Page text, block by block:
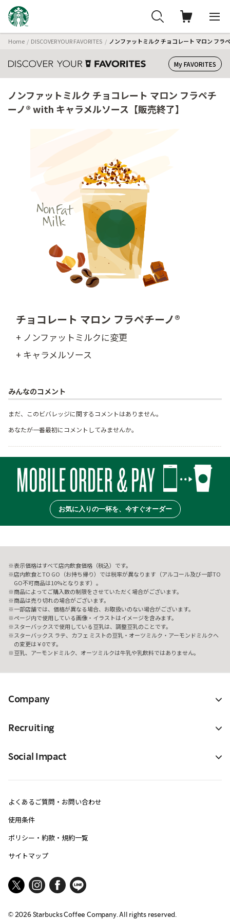
Home DISCOVER YOUR FAVORITES ノンファットミルク チョコレート マロン フ
My FAVORITES
ノンファットミルク チョコレート マロン フラペチ
ーノ® with キャラメルソース【販売終了】
チョコレート マロン フラペチーノ®
+ ノンファットミルクに変更
+ キャラメルソース
みんなのコメント
まだ、このビバレッジに関するコメントはありません。
あなたが一番最初にコメントしてみませんか。
お気に入りの一杯を、今すぐオーダー
表示価格はすべて店内飲食価格（税込）です。
店内飲食とTO GO（お持ち帰り）では税率が異なります（アルコール及び一部TO
GO不可商品は10%となります）。
商品によってご購入数の制限をさせていただく場合がございます。
商品は売り切れの場合がございます。
一部店舗では、価格が異なる場合、お取扱いのない場合がございます。
ページ内で使用している画像・イラストはイメージを含みます。
スターバックスで使用している豆乳は、調整豆乳のことです。
スターバックス ラテ、カフェ ミストの豆乳・オーツミルク・アーモンドミルクへ
の変更は￥0です。
豆乳、アーモンドミルク、オーツミルクは牛乳や乳飲料ではありません。
Company
Recruiting
Social Impact
よくあるご質問・お問い合わせ
使用条件
ポリシー・約款・規約一覧
サイトマップ
© 2026Starbucks Coffee Company. All rights reserved.